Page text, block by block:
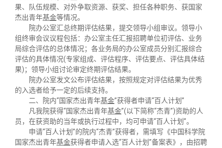
果、队伍规模、对外争取资源、获奖、担任各种职务、获国家
杰出青年基金等情况。
院办公室汇总终期评估结果，提交领导小组审议。领导小
组终审会议议程包括：办公室主任汇报招聘单位初评估、业务
局综合评估的总体情况；各业务局的办公室成员分别汇报综合
评估的具体情况(专家组成、评估程序、评估要点、评估具体结
果)；领导小组讨论审定终期评估结果。
院办公室发文公布评估结果，按照规定对评估结果为优秀
的入选者给予一定的后续支持。
二、院内“国家杰出青年基金”获得者申请“百人计划”
凡我院获得“国家杰出青年基金”(以下简称“杰青”)资助的人
员，在获资助的当年或执行过程中，均可申请“百人计划”。
申请“百人计划”的院内“杰青”获得者，需填写《中国科学院
国家杰出青年基金获得者申请入选“百人计划”备案表》，由招聘